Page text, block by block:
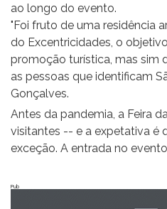
ao longo do evento.
"Foi fruto de uma residência
do Excentricidades, o
promoção turística, mas sim
as pessoas que identificam
Gonçalves.
Antes da pandemia, a Feira
visitantes -- e a expetativa é
exceção. A entrada no
Pub